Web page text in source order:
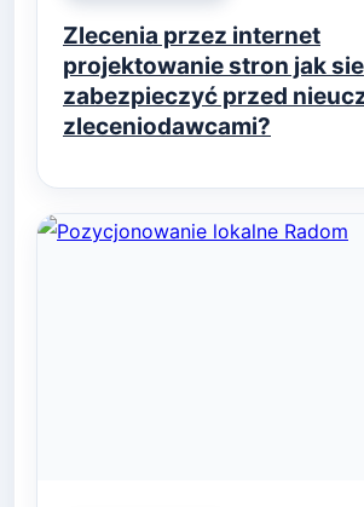
Zlecenia przez internet
projektowanie stron jak sie
zabezpieczyć przed
zleceniodawcami?